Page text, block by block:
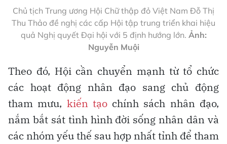
Chủ tịch Trung ương Hội Chữ thập đỏ Việt Nam Đỗ Thị
Thu Thảo đề nghị các cấp Hội tập trung triển khai hiệu
quả Nghị quyết Đại hội với 5 định hướng lớn. Ảnh:
Nguyễn Muội
Theo đó, Hội cần chuyển mạnh từ tổ chức
các hoạt động nhân đạo sang chủ động
tham mưu, kiến tạochính sách nhân đạo,
nắm bắt sát tình hình đời sống nhân dân và
các nhóm yếu thế sau hợp nhất tỉnh để tham